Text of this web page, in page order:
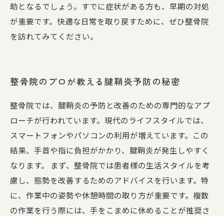
助となるでしょう。すでに症状がある方も、早期の対処
が重要です。快適な日常を取り戻すために、ぜひ整骨院
を訪れてみてください。
整骨院のプロが教える腱鞘炎予防の秘密
整骨院では、腱鞘炎の予防と改善のための専門的なアプ
ローチが行われています。現代のライフスタイルでは、
スマートフォンやパソコンの利用が増えています。この
結果、手首や指に負担がかかり、腱鞘炎が発生しやすく
なります。 まず、整骨院では患者様の生活スタイルを考
慮し、態勢を改善するためのアドバイスを行います。特
に、作業中の姿勢や休憩時間の取り方が重要です。複数
の作業を行う際には、手をこまめに休めることが推奨さ